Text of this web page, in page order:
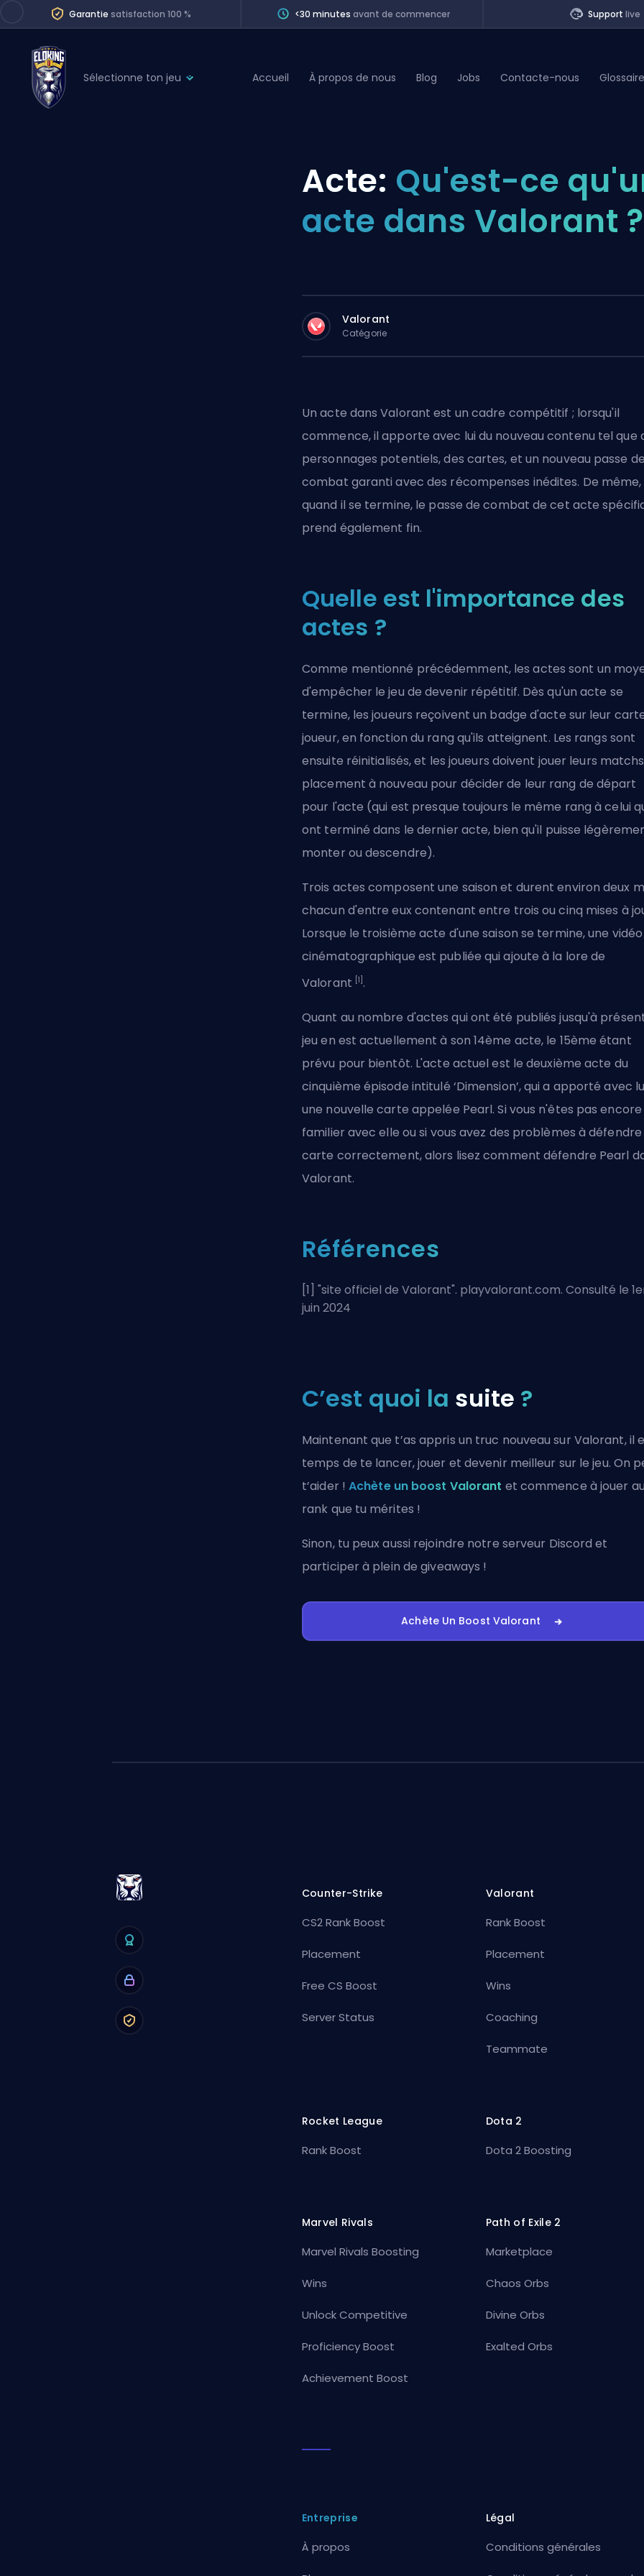
Garantie satisfaction 100 % <30 minutes avant de commencer Support live
Sélectionne ton jeu
Division Boost
Teammate
Accueil À propos de nous Blog Jobs Contacte-nous Glossaire
Acte: Qu'est-ce
acte dans Valorant ?
Valorant
Catégorie
Un acte dans Valorant est un cadre compétitif ; lorsqu'il
commence, il apporte avec lui du nouveau contenu tel que
personnages potentiels, des cartes, et un nouveau passe de
combat garanti avec des récompenses inédites. De même,
quand il se termine, le passe de combat de cet acte
prend également fin.
Quelle est l'importance des
actes ?
Comme mentionné précédemment, les actes sont un
d'empêcher le jeu de devenir répétitif. Dès qu'un acte se
termine, les joueurs reçoivent un badge d'acte sur leur
joueur, en fonction du rang qu'ils atteignent. Les rangs sont
ensuite réinitialisés, et les joueurs doivent jouer leurs
placement à nouveau pour décider de leur rang de départ
pour l'acte (qui est presque toujours le même rang à celui
ont terminé dans le dernier acte, bien qu'il puisse
monter ou descendre).
Trois actes composent une saison et durent environ deux
chacun d'entre eux contenant entre trois ou cinq mises à
Lorsque le troisième acte d'une saison se termine, une vidéo
cinématographique est publiée qui ajoute à la lore de
Valorant [1] .
Quant au nombre d'actes qui ont été publiés jusqu'à
jeu en est actuellement à son 14ème acte, le 15ème étant
prévu pour bientôt. L'acte actuel est le deuxième acte du
cinquième épisode intitulé ‘Dimension’, qui a apporté avec
une nouvelle carte appelée Pearl. Si vous n'êtes pas encore
familier avec elle ou si vous avez des problèmes à défendre
carte correctement, alors lisezcomment défendre Pearl
Valorant.
Références
[1] "site officiel de Valorant". playvalorant.com. Consulté le
juin 2024
C’est quoi la suite ?
Maintenant que t’as appris un truc nouveau sur Valorant, il
temps de te lancer, jouer et devenir meilleur sur le jeu. On
t’aider ! Achète un boost Valorant et commence à jouer au
rank que tu mérites !
Sinon, tu peux aussi rejoindre notre serveur Discord et
participer à plein de giveaways !
Achète Un Boost Valorant
Counter-Strike
CS2 Rank Boost
Placement
Free CS Boost
Server Status
Valorant
Rank Boost
Placement
Wins
Coaching
Teammate
Rocket League
Rank Boost
Dota 2
Dota 2 Boosting
Marvel Rivals
Marvel Rivals Boosting
Wins
Unlock Competitive
Proficiency Boost
Achievement Boost
Path of Exile 2
Marketplace
Chaos Orbs
Divine Orbs
Exalted Orbs
Entreprise
À propos
Légal
Conditions générales